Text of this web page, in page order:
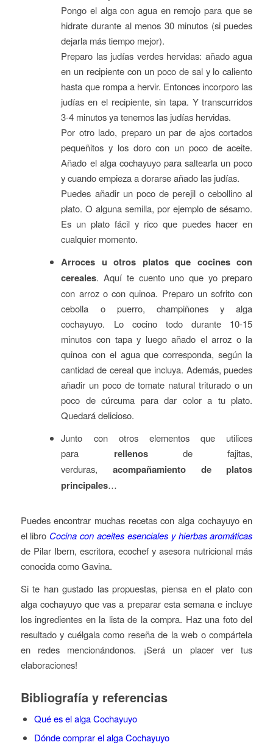
Pongo el alga con agua en remojo para que se
hidrate durante al menos 30 minutos (si puedes
dejarla más tiempo mejor).
Preparo las judías verdes hervidas: añado agua
en un recipiente con un poco de sal y lo caliento
hasta que rompa a hervir. Entonces incorporo las
judías en el recipiente, sin tapa. Y transcurridos
3-4 minutos ya tenemos las judías hervidas.
Por otro lado, preparo un par de ajos cortados
pequeñitos y los doro con un poco de aceite.
Añado el alga cochayuyo para saltearla un poco
y cuando empieza a dorarse añado las judías.
Puedes añadir un poco de perejil o cebollino al
plato. O alguna semilla, por ejemplo de sésamo.
Es un plato fácil y rico que puedes hacer en
cualquier momento.
Arroces u otros platos que cocines con
cereales. Aquí te cuento uno que yo preparo
con arroz o con quinoa. Preparo un sofrito con
cebolla o puerro, champiñones y alga
cochayuyo. Lo cocino todo durante 10-15
minutos con tapa y luego añado el arroz o la
quinoa con el agua que corresponda, según la
cantidad de cereal que incluya. Además, puedes
añadir un poco de tomate natural triturado o un
poco de cúrcuma para dar color a tu plato.
Quedará delicioso.
Junto con otros elementos que utilices
para rellenosde fajitas,
verduras,acompañamiento de platos
principales…
Puedes encontrar muchas recetas con alga cochayuyo en
el libro Cocina con aceites esenciales y hierbas aromáticas
de Pilar Ibern, escritora, ecochef y asesora nutricional más
conocida como Gavina.
Si te han gustado las propuestas, piensa en el plato con
alga cochayuyo que vas a preparar esta semana e incluye
los ingredientes en la lista de la compra. Haz una foto del
resultado y cuélgala como reseña de la web o compártela
en redes mencionándonos. ¡Será un placer ver tus
elaboraciones!
Bibliografía y referencias
Qué es el alga Cochayuyo
Dónde comprar el alga Cochayuyo